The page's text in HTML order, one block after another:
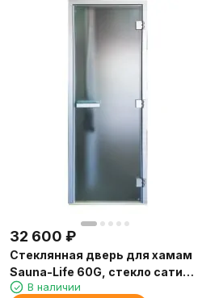
32 600 ₽
Стеклянная дверь для хамам
Sauna-Life 60G, стекло сатин,
90x200 см.
В наличии